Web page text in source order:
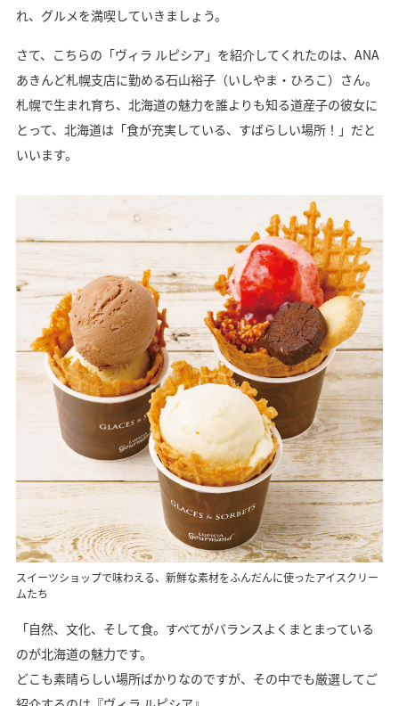
れ、グルメを満喫していきましょう。
さて、こちらの「ヴィラ ルピシア」を紹介してくれたのは、ANA
あきんど札幌支店に勤める石山裕子（いしやま・ひろこ）さん。
札幌で生まれ育ち、北海道の魅力を誰よりも知る道産子の彼女に
とって、北海道は「食が充実している、すばらしい場所！」だと
いいます。
スイーツショップで味わえる、新鮮な素材をふんだんに使ったアイスクリー
ムたち
「自然、文化、そして食。すべてがバランスよくまとまっている
のが北海道の魅力です。
どこも素晴らしい場所ばかりなのですが、その中でも厳選してご